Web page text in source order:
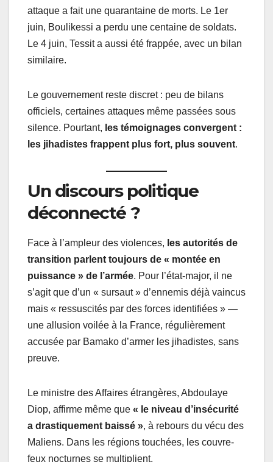
attaque a fait une quarantaine de morts. Le 1er
juin, Boulikessi a perdu une centaine de soldats.
Le 4 juin, Tessit a aussi été frappée, avec un bilan
similaire.
Le gouvernement reste discret : peu de bilans
officiels, certaines attaques même passées sous
silence. Pourtant, les témoignages convergent :
les jihadistes frappent plus fort, plus souvent.
Un discours politique
déconnecté ?
Face à l’ampleur des violences, les autorités de
transition parlent toujours de « montée en
puissance » de l’armée. Pour l’état-major, il ne
s’agit que d’un « sursaut » d’ennemis déjà vaincus
mais « ressuscités par des forces identifiées » —
une allusion voilée à la France, régulièrement
accusée par Bamako d’armer les jihadistes, sans
preuve.
Le ministre des Affaires étrangères, Abdoulaye
Diop, affirme même que « le niveau d’insécurité
a drastiquement baissé », à rebours du vécu des
Maliens. Dans les régions touchées, les couvre-
feux nocturnes se multiplient.